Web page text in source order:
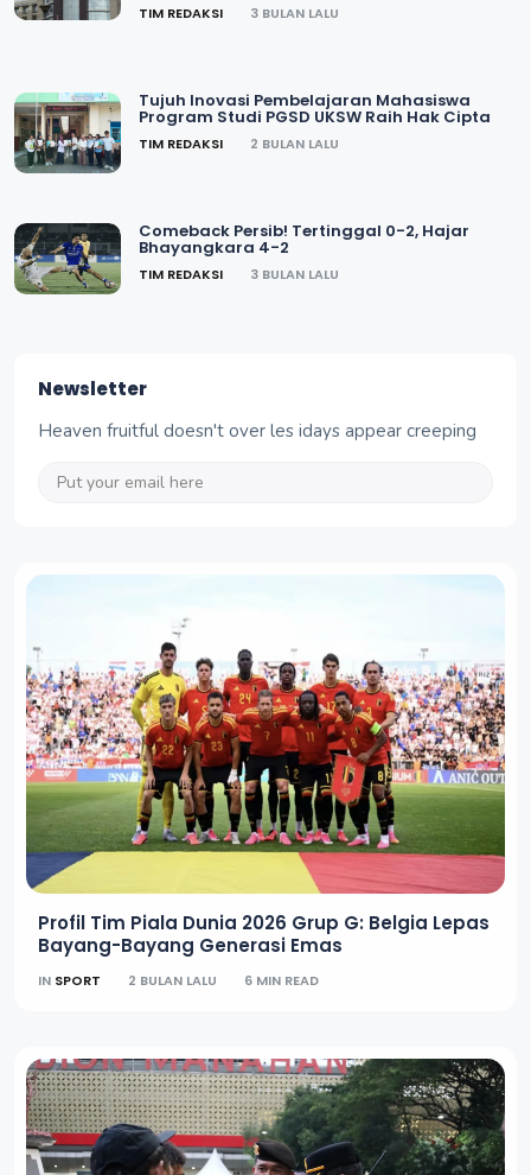
TIM REDAKSI 3 BULAN LALU
Tujuh Inovasi Pembelajaran Mahasiswa
Program Studi PGSD UKSW Raih Hak Cipta
TIM REDAKSI 2 BULAN LALU
Comeback Persib! Tertinggal 0-2, Hajar
Bhayangkara 4-2
TIM REDAKSI 3 BULAN LALU
Newsletter
Heaven fruitful doesn't over les idays appear creeping
Profil Tim Piala Dunia 2026 Grup G: Belgia Lepas
Bayang-Bayang Generasi Emas
IN SPORT 2 BULAN LALU 6 MIN READ